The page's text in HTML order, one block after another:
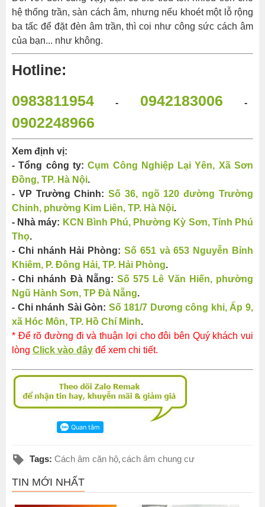
hệ thống trần, sàn cách âm, nhưng nếu khoét một lỗ rộng
ba tấc để đặt đèn âm trần, thì coi như công sức cách âm
của bạn... như không.
Hotline:
0983811954
- 0942183006 -
0902248966
Xem định vị:
- Tổng công ty:Cụm Công Nghiệp Lại Yên, Xã Sơn
Đồng, TP. Hà Nội.
- VP Trường Chinh:Số 36, ngõ 120 đường Trường
Chinh, phường Kim Liên, TP. Hà Nội.
- Nhà máy: KCN Bình Phú, Phường Kỳ Sơn, Tỉnh Phú
Thọ.
- Chi nhánh Hải Phòng: Số 651 và 653 Nguyễn Bỉnh
Khiêm, P. Đông Hải, TP. Hải Phòng.
- Chi nhánh Đà Nẵng: Số 575 Lê Văn Hiến, phường
Ngũ Hành Sơn, TP Đà Nẵng.
- Chi nhánh Sài Gòn: Số 181/7 Dương công khi, Ấp 9,
xã Hóc Môn, TP. Hồ Chí Minh.
* Để rõ đường đi và thuận lợi cho đôi bên Quý khách vui
lòng Click vào đây để xem chi tiết.
Tags: Cách âm căn hộ, cách âm chung cư
TIN MỚI NHẤT